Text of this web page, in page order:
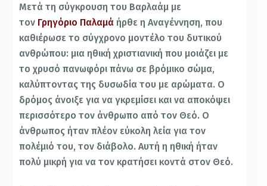
Μετά τη σύγκρουση του Βαρλαάμ με
τον Γρηγόριο Παλαμά ήρθε η Αναγέννηση, που
καθιέρωσε το σύγχρονο μοντέλο του δυτικού
ανθρώπου: μια ηθική χριστιανική που μοιάζει με
το χρυσό πανωφόρι πάνω σε βρόμικο σώμα,
καλύπτοντας της δυσωδία του με αρώματα. Ο
δρόμος άνοιξε για να γκρεμίσει και να αποκόψει
περισσότερο τον άνθρωπο από τον Θεό. Ο
άνθρωπος ήταν πλέον εύκολη λεία για τον
πολέμιό του, τον διάβολο. Αυτή η ηθική ήταν
πολύ μικρή για να τον κρατήσει κοντά στον Θεό.